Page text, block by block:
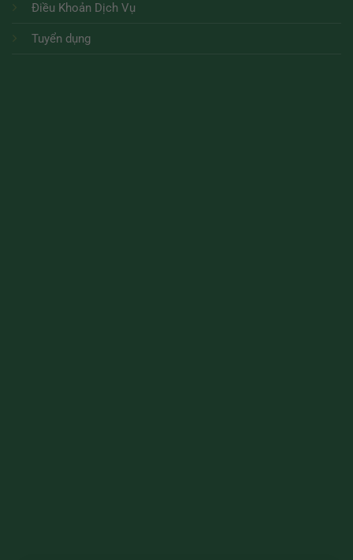
Điều Khoản Dịch Vụ
Tuyển dụng